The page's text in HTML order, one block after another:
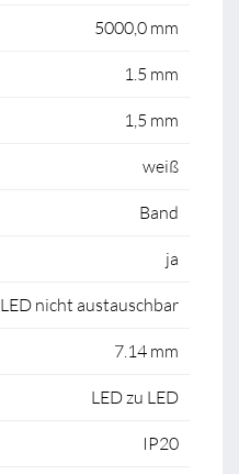
5000,0 mm
1.5 mm
1,5 mm
weiß
Band
ja
LED nicht austauschbar
7.14 mm
LED zu LED
IP20